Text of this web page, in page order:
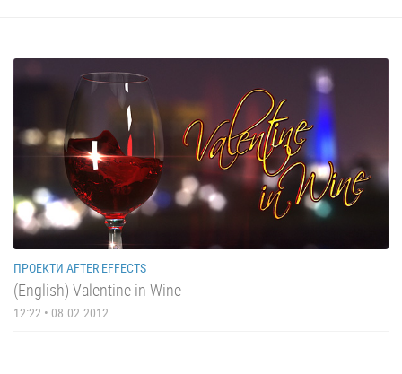
ПРОЕКТИ AFTER EFFECTS
(English) Valentine in Wine
12:22 • 08.02.2012